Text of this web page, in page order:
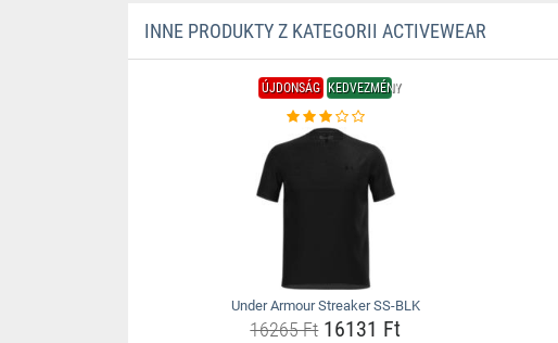
INNE PRODUKTY Z KATEGORII ACTIVEWEAR
ÚJDONSÁG KEDVEZMÉNY
Under Armour Streaker SS-BLK
16265 Ft16131 Ft